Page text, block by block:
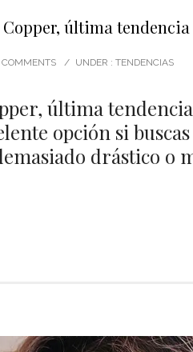
Copper, última
/ UNDER : TENDENCIAS
última
opción si
drástico o